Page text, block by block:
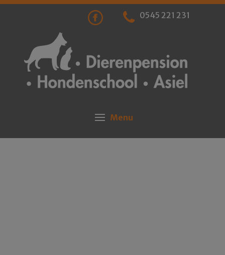
0545 221 231